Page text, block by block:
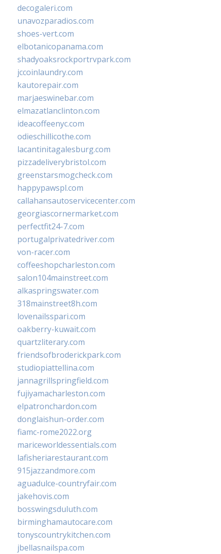
decogaleri.com
unavozparadios.com
shoes-vert.com
elbotanicopanama.com
shadyoaksrockportrvpark.com
jccoinlaundry.com
kautorepair.com
marjaeswinebar.com
elmazatlanclinton.com
ideacoffeenyc.com
odieschillicothe.com
lacantinitagalesburg.com
pizzadeliverybristol.com
greenstarsmogcheck.com
happypawspl.com
callahansautoservicecenter.com
georgiascornermarket.com
perfectfit24-7.com
portugalprivatedriver.com
von-racer.com
coffeeshopcharleston.com
salon104mainstreet.com
alkaspringswater.com
318mainstreet8h.com
lovenailsspari.com
oakberry-kuwait.com
quartzliterary.com
friendsofbroderickpark.com
studiopiattellina.com
jannagrillspringfield.com
fujiyamacharleston.com
elpatronchardon.com
donglaishun-order.com
fiamc-rome2022.org
mariceworldessentials.com
lafisheriarestaurant.com
915jazzandmore.com
aguadulce-countryfair.com
jakehovis.com
bosswingsduluth.com
birminghamautocare.com
tonyscountrykitchen.com
jbellasnailspa.com